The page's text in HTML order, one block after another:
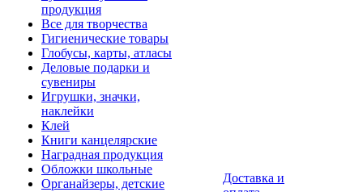
продукция
Все для творчества
Гигиенические товары
Глобусы, карты, атласы
Деловые подарки и
сувениры
Игрушки, значки,
наклейки
Клей
Книги канцелярские
Наградная продукция
Обложки школьные
Органайзеры, детские
Доставка и